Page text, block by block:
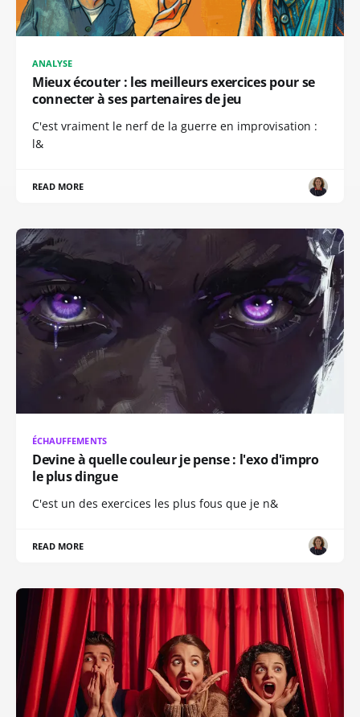
ANALYSE
Mieux écouter : les meilleurs exercices pour se
connecter à ses partenaires de jeu
C'est vraiment le nerf de la guerre en improvisation :
l&
READ MORE
ÉCHAUFFEMENTS
Devine à quelle couleur je pense : l'exo d'impro
le plus dingue
C'est un des exercices les plus fous que je n&
READ MORE